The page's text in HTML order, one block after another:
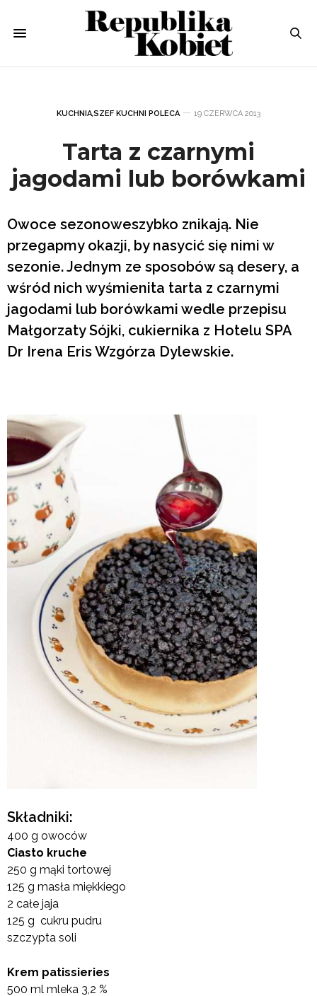
KUCHNIA,SZEF KUCHNI POLECA 19 CZERWCA 2013
Tarta z czarnymi
jagodami lub borówkami
Owoce sezonoweszybko znikają. Nie
przegapmy okazji, by nasycić się nimi w
sezonie. Jednym ze sposobów są desery, a
wśród nich wyśmienita tarta z czarnymi
jagodami lub borówkami wedle przepisu
Małgorzaty Sójki, cukiernika z Hotelu SPA
Dr Irena Eris Wzgórza Dylewskie.
Składniki:
400 g owoców
Ciasto kruche
250 g mąki tortowej
125 g masła miękkiego
2 całe jaja
125 g cukru pudru
szczypta soli
Krem patissieries
500 ml mleka 3,2 %